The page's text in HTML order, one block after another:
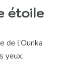
étoile
de l’Ourika
yeux.